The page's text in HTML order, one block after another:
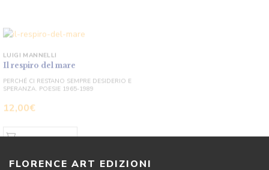
Il respiro del mare
12,00 €
LUIGI MANNELLI
PERCHÉ CI RESTANO SEMPRE DESIDERIO E
SPERANZA. POESIE 1965-1989
AGGIUNGI AL CARRELLO
FLORENCE ART EDIZIONI